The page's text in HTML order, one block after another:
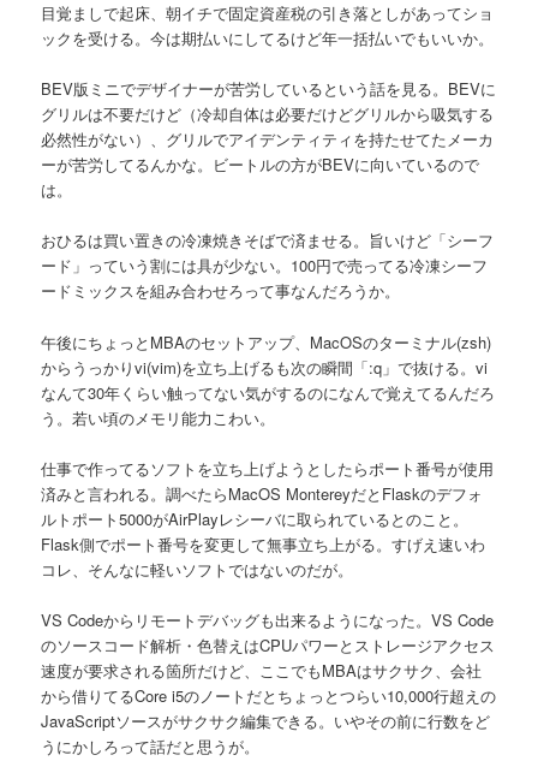
目覚ましで起床、朝イチで固定資産税の引き落としがあってショ
ックを受ける。今は期払いにしてるけど年一括払いでもいいか。
BEV版ミニでデザイナーが苦労しているという話を見る。BEVに
グリルは不要だけど（冷却自体は必要だけどグリルから吸気する
必然性がない）、グリルでアイデンティティを持たせてたメーカ
ーが苦労してるんかな。ビートルの方がBEVに向いているので
は。
おひるは買い置きの冷凍焼きそばで済ませる。旨いけど「シーフ
ード」っていう割には具が少ない。100円で売ってる冷凍シーフ
ードミックスを組み合わせろって事なんだろうか。
午後にちょっとMBAのセットアップ、MacOSのターミナル(zsh)
からうっかりvi(vim)を立ち上げるも次の瞬間「:q」で抜ける。vi
なんて30年くらい触ってない気がするのになんで覚えてるんだろ
う。若い頃のメモリ能力こわい。
仕事で作ってるソフトを立ち上げようとしたらポート番号が使用
済みと言われる。調べたらMacOS MontereyだとFlaskのデフォ
ルトポート5000がAirPlayレシーバに取られているとのこと。
Flask側でポート番号を変更して無事立ち上がる。すげえ速いわ
コレ、そんなに軽いソフトではないのだが。
VS Codeからリモートデバッグも出来るようになった。VS Code
のソースコード解析・色替えはCPUパワーとストレージアクセス
速度が要求される箇所だけど、ここでもMBAはサクサク、会社
から借りてるCore i5のノートだとちょっとつらい10,000行超えの
JavaScriptソースがサクサク編集できる。いやその前に行数をど
うにかしろって話だと思うが。